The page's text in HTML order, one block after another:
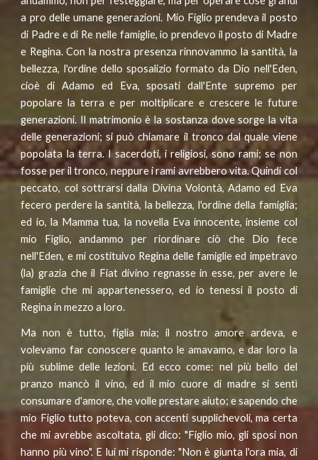
a pro delle umane generazioni. Mio Figlio prendeva il posto
di Padre e di Re nelle famiglie, io prendevo il posto di Madre
e Regina. Con la nostra presenza rinnovammo la santità, la
bellezza, l'ordine dello sposalizio formato da Dio nell'Eden,
cioè di Adamo ed Eva, sposati dall'Ente supremo per
popolare la terra e per moltiplicare e crescere le future
generazioni. Il matrimonio è la sostanza dove sorge la vita
delle generazioni; si può chiamare il tronco dal quale viene
popolata la terra. I sacerdoti, i religiosi, sono rami; se non
fosse per il tronco, neppure i rami avrebbero vita. Quindi col
peccato, col sottrarsi dalla Divina Volontà, Adamo ed Eva
fecero perdere la santità, la bellezza, l'ordine della famiglia;
ed io, la Mamma tua, la novella Eva innocente, insieme col
mio Figlio, andammo per riordinare ciò che Dio fece
nell'Eden, e mi costituivo Regina delle famiglie ed impetravo
(la) grazia che il Fiat divino regnasse in esse, per avere le
famiglie che mi appartenessero, ed io tenessi il posto di
Regina in mezzo a loro.
Ma non è tutto, figlia mia; il nostro amore ardeva, e
volevamo far conoscere quanto le amavamo, e dar loro la
più sublime delle lezioni. Ed ecco come: nel più bello del
pranzo mancò il vino, ed il mio cuore di madre si sentì
consumare d'amore, che volle prestare aiuto; e sapendo che
mio Figlio tutto poteva, con accenti supplichevoli, ma certa
che mi avrebbe ascoltata, gli dico: "Figlio mio, gli sposi non
hanno più vino". E lui mi risponde: "Non è giunta l'ora mia, di